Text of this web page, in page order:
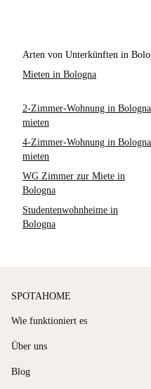
Arten von Unterkünften in
Mieten in Bologna
2-Zimmer-Wohnung in Bologna
mieten
4-Zimmer-Wohnung in Bologna
mieten
WG Zimmer zur Miete in
Bologna
Studentenwohnheime in
Bologna
SPOTAHOME
Wie funktioniert es
Über uns
Blog